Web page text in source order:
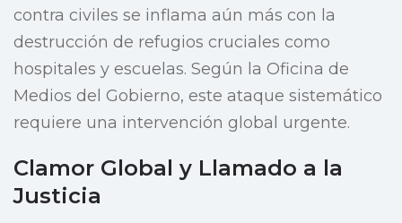
contra civiles se inflama aún más con la
destrucción de refugios cruciales como
hospitales y escuelas. Según la Oficina de
Medios del Gobierno, este ataque sistemático
requiere una intervención global urgente.
Clamor Global y Llamado a la
Justicia